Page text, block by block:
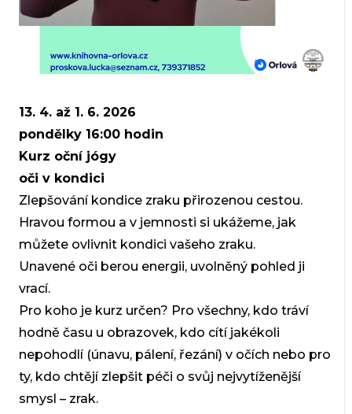
13. 4. až 1. 6. 2026
pondělky 16:00 hodin
Kurz oční jógy
oči v kondici
Zlepšování kondice zraku přirozenou cestou.
Hravou formou a v jemnosti si ukážeme, jak
můžete ovlivnit kondici vašeho zraku.
Unavené oči berou energii, uvolněný pohled ji
vrací.
Pro koho je kurz určen? Pro všechny, kdo tráví
hodně času u obrazovek, kdo cítí jakékoli
nepohodlí (únavu, pálení, řezání) v očích nebo pro
ty, kdo chtějí zlepšit péči o svůj nejvytíženější
smysl – zrak.